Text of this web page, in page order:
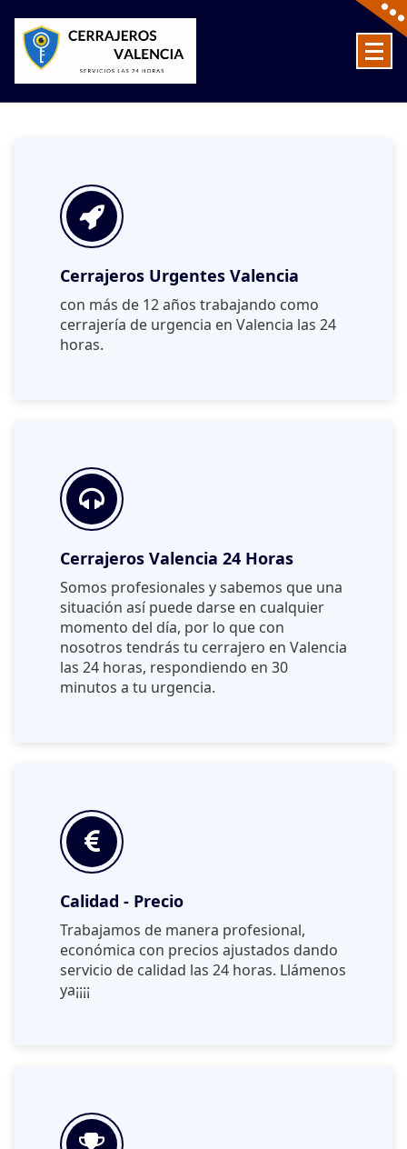
content
Cerrajeros Urgentes Valencia
con más de 12 años trabajando como
cerrajería de urgencia en Valencia las 24
horas.
Cerrajeros Valencia 24 Horas
Somos profesionales y sabemos que una
situación así puede darse en cualquier
momento del día, por lo que con
nosotros tendrás tu cerrajero en Valencia
las 24 horas, respondiendo en 30
minutos a tu urgencia.
Calidad - Precio
Trabajamos de manera profesional,
económica con precios ajustados dando
servicio de calidad las 24 horas. Llámenos
ya¡¡¡¡